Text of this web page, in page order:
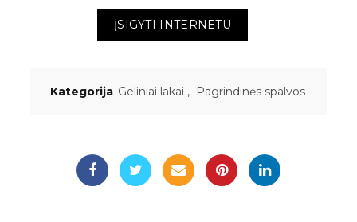
ĮSIGYTI INTERNETU
Kategorija Geliniai lakai , Pagrindinės spalvos